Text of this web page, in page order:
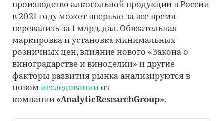
производство алкогольной продукции в России
в 2021 году может впервые за все время
перевалить за 1 млрд. дал. Обязательная
маркировка и установка минимальных
розничных цен, влияние нового «Закона о
виноградарстве и виноделии» и другие
факторы развития рынка анализируются в
новом исследовании от
компании «AnalyticResearchGroup».